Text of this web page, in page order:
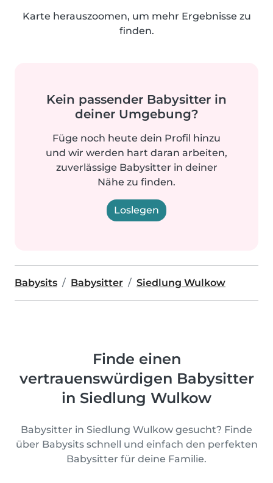
Karte herauszoomen, um mehr Ergebnisse zu
finden.
Kein passender Babysitter in
deiner Umgebung?
Füge noch heute dein Profil hinzu
und wir werden hart daran arbeiten,
zuverlässige Babysitter in deiner
Nähe zu finden.
Loslegen
Babysits Babysitter Siedlung Wulkow
Finde einen
vertrauenswürdigen Babysitter
in Siedlung Wulkow
Babysitter in Siedlung Wulkow gesucht? Finde
über Babysits schnell und einfach den perfekten
Babysitter für deine Familie.